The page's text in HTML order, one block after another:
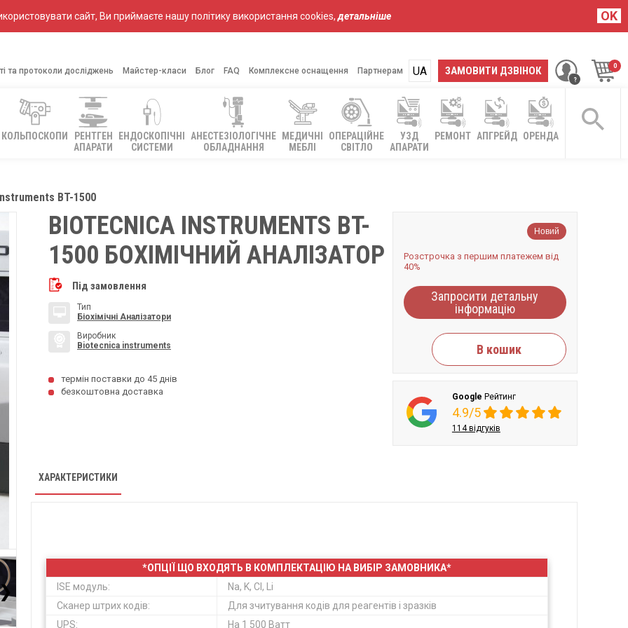
сайт, Ви приймаєте нашу політику використання cookies,детальніше OK
та протоколи досліджень Майстер-класи Блог FAQ Комплексне оснащення Партнерам ЗАМОВИТИ ДЗВІНОК
UA
RU
КОЛЬПОСКОПИ
РЕНТГЕН
АПАРАТИ
ЕНДОСКОПІЧНІ
СИСТЕМИ
АНЕСТЕЗІОЛОГІЧНЕ
ОБЛАДНАННЯ
МЕДИЧНІ
МЕБЛІ
ОПЕРАЦІЙНЕ
СВІТЛО
УЗД
АПАРАТИ
РЕМОНТ АПГРЕЙД ОРЕНДА
BT-1500
BIOTECNICA INSTRUMENTS BT-
1500 БОХІМІЧНИЙ АНАЛІЗАТОР
Під замовлення
Тип
Біохімічні Аналізатори
Виробник
Biotecnica instruments
термін поставки до 45 днів
безкоштовна доставка
Новий
Розстрочка з першим платежем від
40%
Запросити детальну
інформацію
В кошик
Google Рейтинг
4.9/5
114 відгуків
ХАРАКТЕРИСТИКИ
*ОПЦІЇ ЩО ВХОДЯТЬ В КОМПЛЕКТАЦІЮ НА ВИБІР ЗАМОВНИКА*
ISE модуль:
Na, K, Cl, Li
Сканер штрих кодів:
Для зчитування кодів для реагентів і зразків
UPS:
На 1 500 Ватт